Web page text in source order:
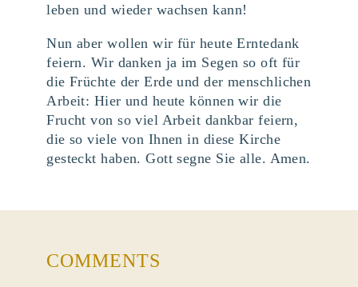
leben und wieder wachsen kann!
Nun aber wollen wir für heute Erntedank
feiern. Wir danken ja im Segen so oft für
die Früchte der Erde und der menschlichen
Arbeit: Hier und heute können wir die
Frucht von so viel Arbeit dankbar feiern,
die so viele von Ihnen in diese Kirche
gesteckt haben. Gott segne Sie alle. Amen.
COMMENTS